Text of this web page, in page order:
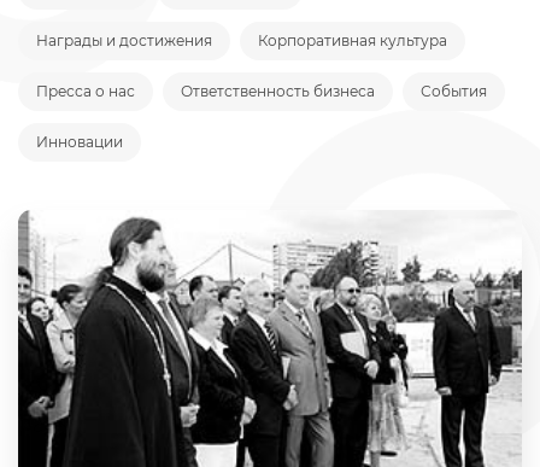
Награды и достижения Корпоративная культура
Пресса о нас Ответственность бизнеса События
Инновации